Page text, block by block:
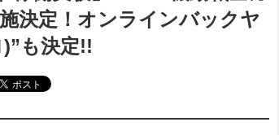
決定！オンラインバックヤ
も決定!!